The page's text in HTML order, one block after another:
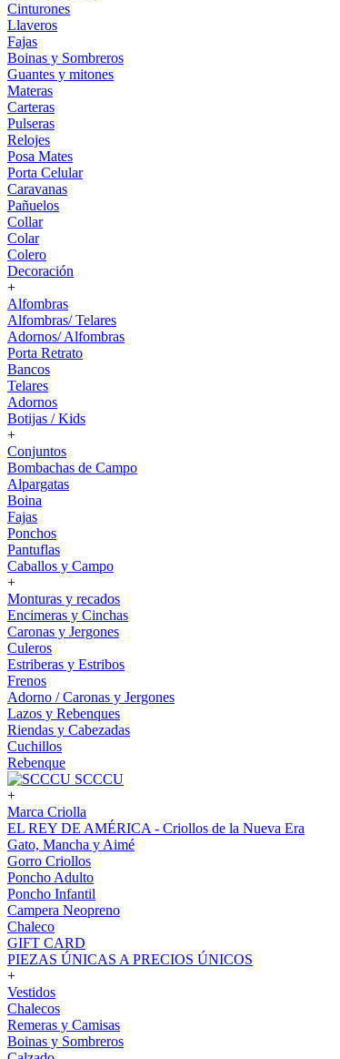
Cinturones
Llaveros
Fajas
Boinas y Sombreros
Guantes y mitones
Materas
Carteras
Pulseras
Relojes
Posa Mates
Porta Celular
Caravanas
Pañuelos
Collar
Colar
Colero
Decoración
+
Alfombras
Alfombras/ Telares
Adornos/ Alfombras
Porta Retrato
Bancos
Telares
Adornos
Botijas / Kids
+
Conjuntos
Bombachas de Campo
Alpargatas
Boina
Fajas
Ponchos
Pantuflas
Caballos y Campo
+
Monturas y recados
Encimeras y Cinchas
Caronas y Jergones
Culeros
Estriberas y Estribos
Frenos
Adorno / Caronas y Jergones
Lazos y Rebenques
Riendas y Cabezadas
Cuchillos
Rebenque
SCCCU
+
Marca Criolla
EL REY DE AMÉRICA - Criollos de la Nueva Era
Gato, Mancha y Aimé
Gorro Criollos
Poncho Adulto
Poncho Infantil
Campera Neopreno
Chaleco
GIFT CARD
PIEZAS ÚNICAS A PRECIOS ÚNICOS
+
Vestidos
Chalecos
Remeras y Camisas
Boinas y Sombreros